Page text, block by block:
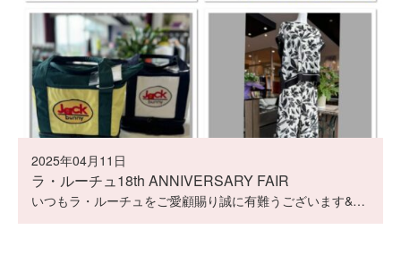
2025年04月11日
ラ・ルーチュ18th ANNIVERSARY FAIR
いつもラ・ルーチュをご愛顧賜り誠に有難うございます&…